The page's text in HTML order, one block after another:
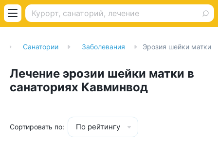
Санатории Заболевания Эрозия шейки матки
Лечение эрозии шейки матки в
санаториях Кавминвод
Сортировать по: По рейтингу